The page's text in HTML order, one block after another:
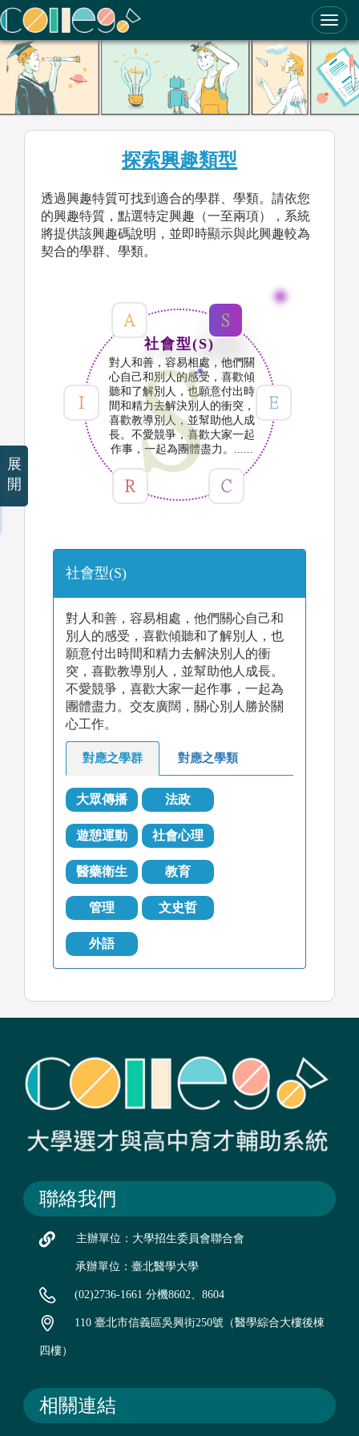
ColleGo! 大學選才與高中育才輔助系統
探索興趣類型
透過興趣特質可找到適合的學群、學類。請依您
的興趣特質，點選特定興趣（一至兩項），系統
將提供該興趣碼說明，並即時顯示與此興趣較為
契合的學群、學類。
社會型(S)
對人和善，容易相處，他們關
心自己和別人的感受，喜歡傾
聽和了解別人，也願意付出時
間和精力去解決別人的衝突，
喜歡教導別人，並幫助他人成
長。不愛競爭，喜歡大家一起
作事，一起為團體盡力。......
社會型(S)
對人和善，容易相處，他們關心自己和
別人的感受，喜歡傾聽和了解別人，也
願意付出時間和精力去解決別人的衝
突，喜歡教導別人，並幫助他人成長。
不愛競爭，喜歡大家一起作事，一起為
團體盡力。交友廣闊，關心別人勝於關
心工作。
對應之學群 對應之學類
大眾傳播 法政
遊憩運動 社會心理
醫藥衛生 教育
管理 文史哲
外語
聯絡我們
主辦單位：大學招生委員會聯合會
承辦單位：臺北醫學大學
(02)2736-1661 分機8602、8604
110 臺北市信義區吳興街250號（醫學綜合大樓後棟
四樓）
相關連結
展
開